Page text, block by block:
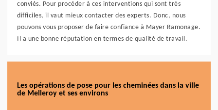
conviés. Pour procéder à ces interventions qui sont très
difficiles, il vaut mieux contacter des experts. Donc, nous
pouvons vous proposer de faire confiance à Mayer Ramonage.
Il a une bonne réputation en termes de qualité de travail.
Les opérations de pose pour les cheminées dans la ville
de Melleroy et ses environs